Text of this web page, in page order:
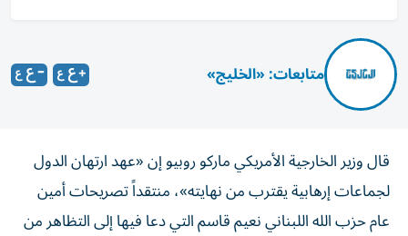
متابعات: «الخليج»
قال وزير الخارجية الأمريكي ماركو روبيو إن «عهد ارتهان الدول
لجماعات إرهابية يقترب من نهايته»، منتقداً تصريحات أمين
عام حزب الله اللبناني نعيم قاسم التي دعا فيها إلى التظاهر من